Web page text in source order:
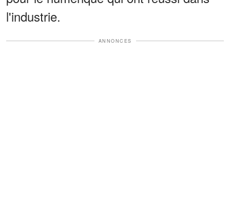
l'industrie.
ANNONCES